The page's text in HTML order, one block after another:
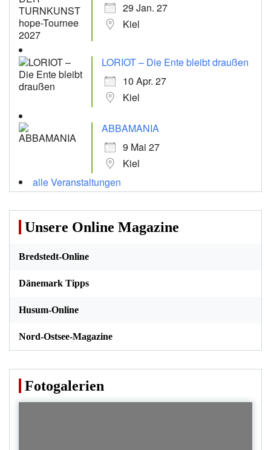
29 Jan. 27
Kiel
LORIOT – Die Ente bleibt draußen
10 Apr. 27
Kiel
ABBAMANIA
9 Mai 27
Kiel
alle Veranstaltungen
Unsere Online Magazine
Bredstedt-Online
Dänemark Tipps
Husum-Online
Nord-Ostsee-Magazine
Fotogalerien